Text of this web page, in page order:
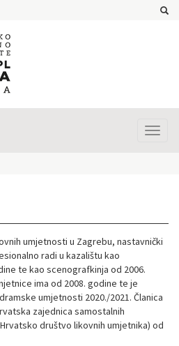
umjetnosti u Zagrebu, nastavnički
radi u kazalištu kao
te kao scenografkinja od 2006.
ima od 2008. godine te je
umjetnosti 2020./2021. Članica
zajednica samostalnih
društvo likovnih umjetnika) od